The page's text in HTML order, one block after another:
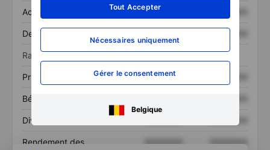
Tout Accepter
Nécessaires uniquement
Gérer le consentement
Belgique
Actif total XXXXXXX
Dette totale XXXXXXX
Ratios
Prix / ventes XXXXXXX
Bénéfice par action
Dividende par action
Rendement des
XXXXXXX
XXXXXXX